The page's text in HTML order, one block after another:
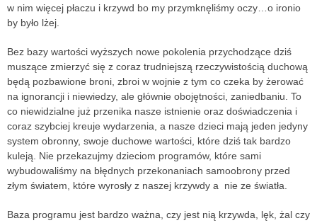
w nim więcej płaczu i krzywd bo my przymknęliśmy oczy…o ironio
by było lżej.
Bez bazy wartości wyższych nowe pokolenia przychodzące dziś
muszące zmierzyć się z coraz trudniejszą rzeczywistością duchową
będą pozbawione broni, zbroi w wojnie z tym co czeka by żerować
na ignorancji i niewiedzy, ale głównie obojętności, zaniedbaniu. To
co niewidzialne już przenika nasze istnienie oraz doświadczenia i
coraz szybciej kreuje wydarzenia, a nasze dzieci mają jeden jedyny
system obronny, swoje duchowe wartości, które dziś tak bardzo
kuleją. Nie przekazujmy dzieciom programów, które sami
wybudowaliśmy na błędnych przekonaniach samoobrony przed
złym światem, które wyrosły z naszej krzywdy a nie ze światła.
Baza programu jest bardzo ważna, czy jest nią krzywda, lęk, żal czy